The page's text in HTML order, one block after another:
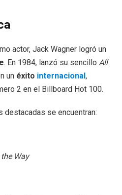
actor, Jack Wagner logró un
. En 1984, lanzó su sencillo All
un éxito internacional,
2 en el Billboard Hot 100.
destacadas se encuentran:
Way